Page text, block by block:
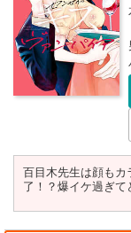
百目木先生は顔も
了！？爆イケ過ぎ